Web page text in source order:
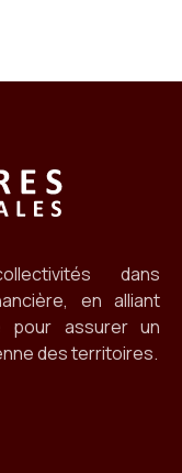
dans
en alliant
pour assurer un
des territoires.